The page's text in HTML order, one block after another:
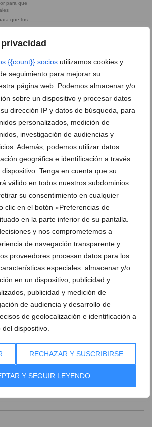
{{count}} socios utilizamos cookies y
seguimiento para mejorar su
página web. Podemos almacenar y/o
sobre un dispositivo y procesar datos
dirección IP y datos de búsqueda, para
personalizados, medición de
investigación de audiencias y
Además, podemos utilizar datos
geográfica e identificación a través
Tenga en cuenta que su
válido en todos nuestros subdominios.
su consentimiento en cualquier
clic en el botón «Preferencias de
en la parte inferior de su pantalla.
y nos comprometemos a
de navegación transparente y
proveedores procesan datos para los
especiales: almacenar y/o
en un dispositivo, publicidad y
publicidad y medición de
de audiencia y desarrollo de
de geolocalización e identificación a
dispositivo.
RECHAZAR Y SUSCRIBIRSE
Y SEGUIR LEYENDO
que tus
estará el
hacer
Tu vino favorito lo encontrarás en
arroces
para
Diferentes generaciones de Bodegas